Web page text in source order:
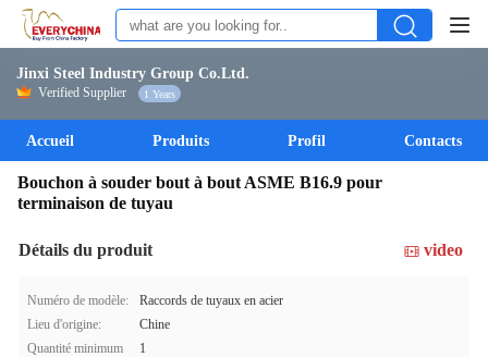
Jinxi Steel Industry Group Co.Ltd.
Verified Supplier 1 Years
Accueil Produits Profil Contacts
Bouchon à souder bout à bout ASME B16.9 pour
terminaison de tuyau
Détails du produit video
Numéro de modèle:
Raccords de tuyaux en acier
Lieu d'origine:
Chine
Quantité minimum
1